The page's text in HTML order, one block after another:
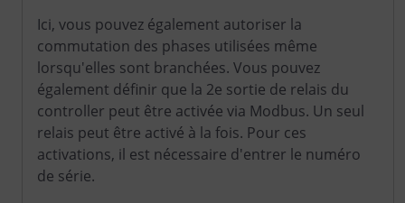
Ici, vous pouvez également autoriser la
commutation des phases utilisées même
lorsqu'elles sont branchées. Vous pouvez
également définir que la 2e sortie de relais du
controller peut être activée via Modbus. Un seul
relais peut être activé à la fois. Pour ces
activations, il est nécessaire d'entrer le numéro
de série.